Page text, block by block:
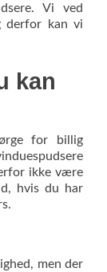
Vi ved
derfor kan vi
kan
for billig
ikke være
hvis du har
men der